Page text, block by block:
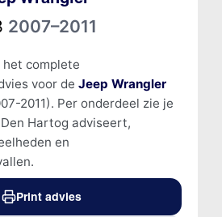
2007–2011
het complete
voor de Jeep Wrangler
2011). Per onderdeel zie je
Hartog adviseert,
en
Print advies